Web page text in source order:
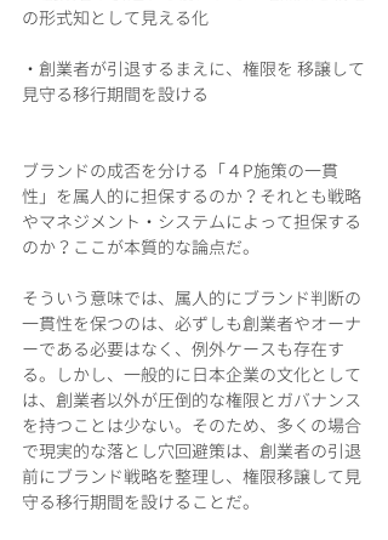
の形式知として見える化
・創業者が引退するまえに、権限を 移譲して
見守る移行期間を設ける
ブランドの成否を分ける「４P施策の一貫
性」を属人的に担保するのか？それとも戦略
やマネジメント・システムによって担保する
のか？ここが本質的な論点だ。
そういう意味では、属人的にブランド判断の
一貫性を保つのは、必ずしも創業者やオーナ
ーである必要はなく、例外ケースも存在す
る。しかし、一般的に日本企業の文化として
は、創業者以外が圧倒的な権限とガバナンス
を持つことは少ない。そのため、多くの場合
で現実的な落とし穴回避策は、創業者の引退
前にブランド戦略を整理し、権限移譲して見
守る移行期間を設けることだ。